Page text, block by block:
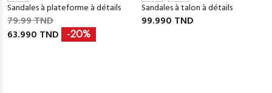
Sandales à plateforme à détails
79.99 TND
63.990 TND
-20%
Sandales à talon à détails
99.990 TND